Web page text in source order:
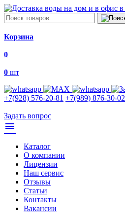
Корзина
0
0 шт
+7(928) 576-20-81 +7(989) 876-30-02
Задать вопрос
menu
Каталог
О компании
Лицензии
Наш сервис
Отзывы
Статьи
Контакты
Вакансии